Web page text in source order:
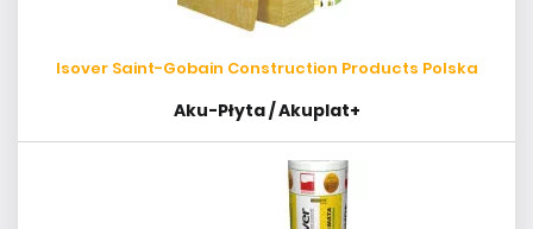
Isover Saint-Gobain Construction Products Polska
Aku-Płyta / Akuplat+